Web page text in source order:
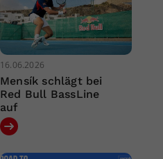
16.06.2026
Mensík schlägt bei
Red Bull BassLine
auf